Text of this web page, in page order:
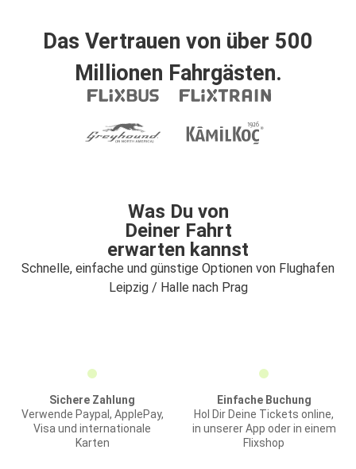
Das Vertrauen von über 500
Millionen Fahrgästen.
Was Du von
Deiner Fahrt
erwarten kannst
Schnelle, einfache und günstige Optionen von Flughafen
Leipzig / Halle nach Prag
Sichere Zahlung
Verwende Paypal, ApplePay,
Visa und internationale
Karten
Einfache Buchung
Hol Dir Deine Tickets online,
in unserer App oder in einem
Flixshop